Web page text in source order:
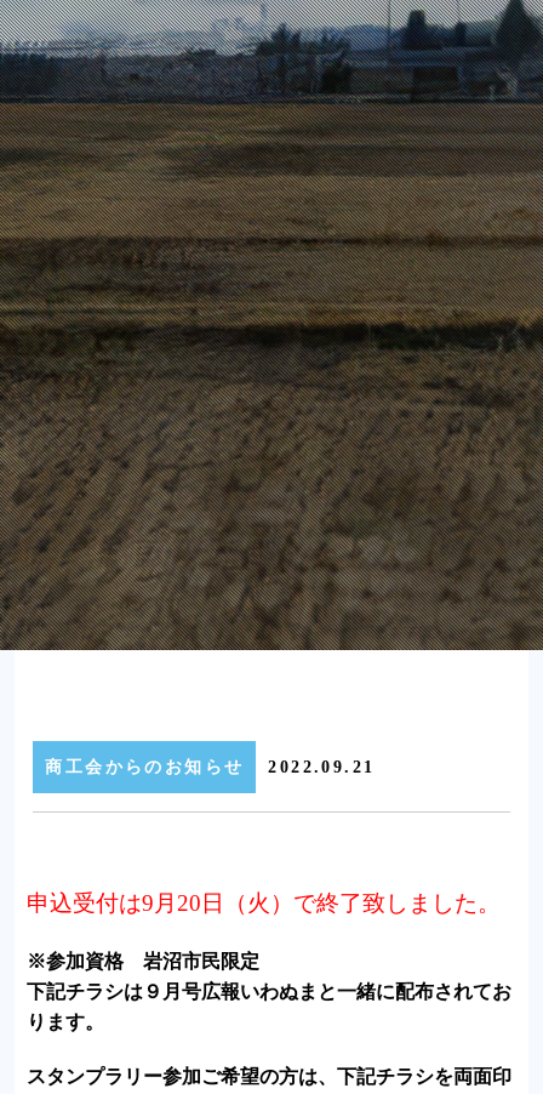
商工会からのお知らせ 2022.09.21
申込受付は9月20日（火）で終了致しました。
※参加資格 岩沼市民限定
下記チラシは９月号広報いわぬまと一緒に配布されてお
ります。
スタンプラリー参加ご希望の方は、下記チラシを両面印